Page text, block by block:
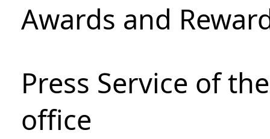
Awards and
Press Service of
office